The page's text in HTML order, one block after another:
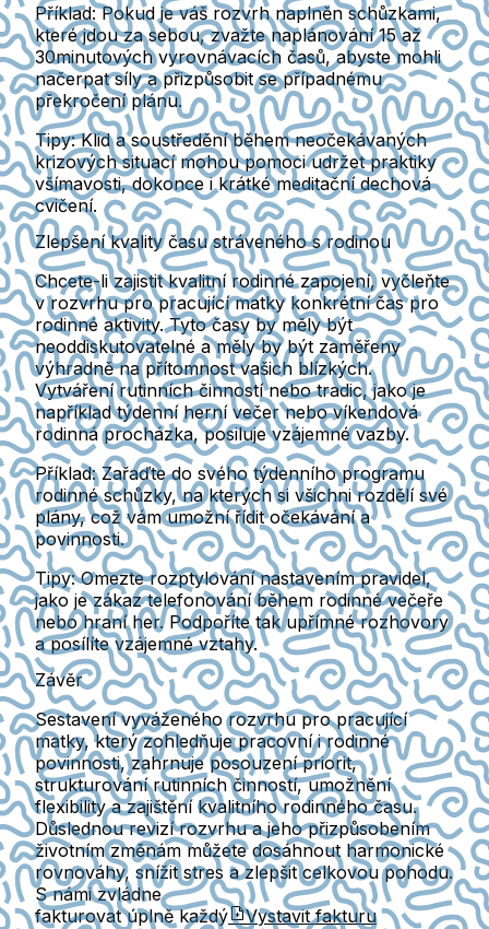
Příklad:Pokud je váš rozvrh naplněn schůzkami,
které jdou za sebou, zvažte naplánování 15 až
30minutových vyrovnávacích časů, abyste mohli
načerpat síly a přizpůsobit se případnému
překročení plánu.
Tipy:Klid a soustředění během neočekávaných
krizových situací mohou pomoci udržet praktiky
všímavosti, dokonce i krátké meditační dechová
cvičení.
Zlepšení kvality času stráveného s rodinou
Chcete-li zajistit kvalitní rodinné zapojení, vyčleňte
v rozvrhu pro pracující matky konkrétní čas pro
rodinné aktivity. Tyto časy by měly být
neoddiskutovatelné a měly by být zaměřeny
výhradně na přítomnost vašich blízkých.
Vytváření rutinních činností nebo tradic, jako je
například týdenní herní večer nebo víkendová
rodinná procházka, posiluje vzájemné vazby.
Příklad:Zařaďte do svého týdenního programu
rodinné schůzky, na kterých si všichni rozdělí své
plány, což vám umožní řídit očekávání a
povinnоsti.
Tipy:Omezte rozptylování nastavením pravidel,
jako je zákaz telefonování během rodinné večeře
nebo hraní her. Podpoříte tak upřímné rozhovory
a posílíte vzájemné vztahy.
Závěr
Sestavení vyváženého rozvrhu pro pracující
matky, který zohledňuje pracovní i rodinné
povinnosti, zahrnuje posouzení priorit,
strukturování rutinních činností, umožnění
flexibility a zajištění kvalitního rodinného času.
Důslednou revizí rozvrhu a jeho přizpůsobením
životním změnám můžete dosáhnout harmonické
rovnováhy, snížit stres a zlepšit celkovou pohodu.
S námi zvládne
fakturovat úplně každý
Vystavit fakturu